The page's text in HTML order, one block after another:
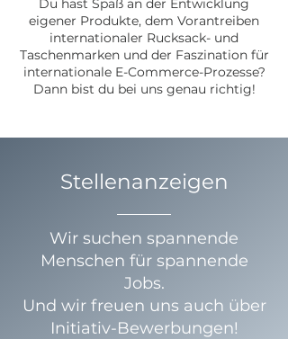
Du hast Spaß an der Entwicklung
eigener Produkte, dem Vorantreiben
internationaler Rucksack- und
Taschenmarken und der Faszination für
internationale E-Commerce-Prozesse?
Dann bist du bei uns genau richtig!
Stellenanzeigen
Wir suchen spannende
Menschen für spannende
Jobs.
Und wir freuen uns auch über
Initiativ-Bewerbungen!